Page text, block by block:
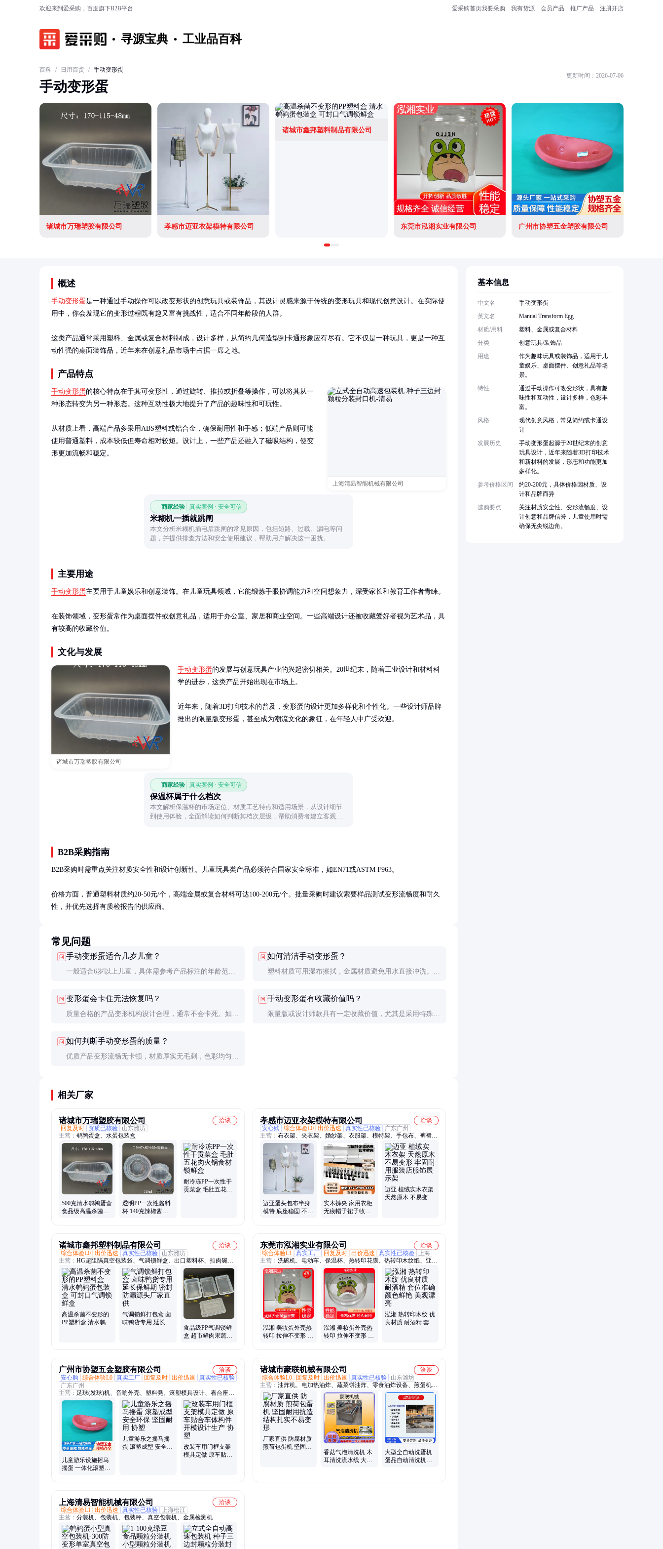
欢迎来到爱采购，百度旗下B2B平台 爱采购首页我要采购 我有货源 会员产品 推广产品 注册开店
寻源宝典 工业品百科
百科 / 日用百货 / 手动变形蛋
手动变形蛋
更新时间：2026-07-06
诸城市万瑞塑胶有限公司 孝感市迈亚衣架模特有限公司
诸城市鑫邦塑料制品有限公司
东莞市泓湘实业有限公司 广州市协塑五金塑胶有限公司
概述
手动变形蛋是一种通过手动操作可以改变形状的创意玩具或装饰品，其设计灵感来源于传统的变形玩具和现代创意设计。在实际使
用中，你会发现它的变形过程既有趣又富有挑战性，适合不同年龄段的人群。
这类产品通常采用塑料、金属或复合材料制成，设计多样，从简约几何造型到卡通形象应有尽有。它不仅是一种玩具，更是一种互
动性强的桌面装饰品，近年来在创意礼品市场中占据一席之地。
产品特点
上海清易智能机械有限公司
手动变形蛋的核心特点在于其可变形性，通过旋转、推拉或折叠等操作，可以将其从一
种形态转变为另一种形态。这种互动性极大地提升了产品的趣味性和可玩性。
从材质上看，高端产品多采用ABS塑料或铝合金，确保耐用性和手感；低端产品则可能
使用普通塑料，成本较低但寿命相对较短。设计上，一些产品还融入了磁吸结构，使变
形更加流畅和稳定。
商家经验 真实案例 · 安全可信
米糊机一插就跳闸
本文分析米糊机插电后跳闸的常见原因，包括短路、过载、漏电等问
题，并提供排查方法和安全使用建议，帮助用户解决这一困扰。
主要用途
手动变形蛋主要用于儿童娱乐和创意装饰。在儿童玩具领域，它能锻炼手眼协调能力和空间想象力，深受家长和教育工作者青睐。
在装饰领域，变形蛋常作为桌面摆件或创意礼品，适用于办公室、家居和商业空间。一些高端设计还被收藏爱好者视为艺术品，具
有较高的收藏价值。
文化与发展
诸城市万瑞塑胶有限公司
手动变形蛋的发展与创意玩具产业的兴起密切相关。20世纪末，随着工业设计和材料科
学的进步，这类产品开始出现在市场上。
近年来，随着3D打印技术的普及，变形蛋的设计更加多样化和个性化。一些设计师品牌
推出的限量版变形蛋，甚至成为潮流文化的象征，在年轻人中广受欢迎。
商家经验 真实案例 · 安全可信
保温杯属于什么档次
本文解析保温杯的市场定位、材质工艺特点和适用场景，从设计细节
到使用体验，全面解读如何判断其档次层级，帮助消费者建立客观认
B2B采购指南
B2B采购时需重点关注材质安全性和设计创新性。儿童玩具类产品必须符合国家安全标准，如EN71或ASTM F963。
价格方面，普通塑料材质约20-50元/个，高端金属或复合材料可达100-200元/个。批量采购时建议索要样品测试变形流畅度和耐久
性，并优先选择有质检报告的供应商。
常见问题
问 手动变形蛋适合几岁儿童？
一般适合6岁以上儿童，具体需参考产品标注的年龄范
件。
问 如何清洁手动变形蛋？
塑料材质可用湿布擦拭，金属材质避免用水直接冲洗。复
问 变形蛋会卡住无法恢复吗？
质量合格的产品变形机构设计合理，通常不会卡死。如遇
问 手动变形蛋有收藏价值吗？
限量版或设计师款具有一定收藏价值，尤其是采用特殊材
问 如何判断手动变形蛋的质量？
优质产品变形流畅无卡顿，材质厚实无毛刺，色彩均匀不
相关厂家
诸城市万瑞塑胶有限公司
洽谈
回复及时
资质已核验
山东潍坊
主营： 鹌鹑蛋盒、水蛋包装盒
500克清水鹌鹑蛋盒
食品级高温杀菌无
透明PP一次性酱料
杯 140克辣椒酱封
耐冷冻PP一次性干
贡菜盒 毛肚五花肉
孝感市迈亚衣架模特有限公司
洽谈
安心购
综合体验L0 出价迅速 真实性已核验
广东广州
主营： 布衣架、夹衣架、婚纱架、衣服架、模特架、手包布、裤裙
架、泳衣架、手臂模、中岛架、时装架、衣撑子、挂衣架、收纳架、
落地架、人偶架、玻璃钢、半身包、展示架、游泳服、镀模特、晾衣
架、婚纱礼服、荷木衣架、防风帽子
迈亚蛋头包布半身
模特 底座稳固 不易
实木裤夹 家用衣柜
无痕帽子裙子收纳
迈亚 植绒实木衣架
天然原木 不易变形
诸城市鑫邦塑料制品有限公司
洽谈
综合体验L0 出价迅速 真实性已核验
山东潍坊
主营： HG超阻隔真空包装袋、气调锁鲜盒、出口塑料杯、扣肉碗、
食品托盒、贴体盒、高阻隔拉伸膜
高温杀菌不变形的
PP塑料盒 清水鹌鹑
气调锁鲜打包盒 卤
味鸭货专用 延长保
食品级PP气调锁鲜
盒 超市鲜肉果蔬托
东莞市泓湘实业有限公司
洽谈
综合体验L1
真实工厂 回复及时 出价迅速 真实性已核验
上海
主营： 洗碗机、电动车、保温杯、热转印花膜、热转印木纹纸、亚克
力转印膜、镭射热转印膜、筷子热转印膜、塑料桶热转印膜
泓湘 美妆蛋外壳热
转印 拉伸不变形 质
泓湘 美妆蛋外壳热
转印 拉伸不变形 质
泓湘 热转印木纹 优
良材质 耐酒精 套位
广州市协塑五金塑胶有限公司
洽谈
安心购
综合体验L0 真实工厂 回复及时 出价迅速
真实性已核验
广东广州
主营： 足球(发球)机、音响外壳、塑料凳、滚塑模具设计、看台座
椅、涉水喉(涉水管)、洗地机外壳
儿童游乐设施摇马
摇蛋 一体化滚塑成
儿童游乐之摇马摇
蛋 滚塑成型 安全环
改装车用门框支架
模具定做 原车贴合
诸城市豪联机械有限公司
洽谈
综合体验L0
回复及时 出价迅速 真实性已核验
山东潍坊
主营： 油炸机、电加热油炸、蔬菜饼油炸、零食油炸设备、煎蛋机、
荷包蛋机、洗蛋机、鸡蛋分级机、蛋品大小挑选机、大米饼机
厂家直供 防腐材质
煎荷包蛋机 坚固耐
香菇气泡清洗机 木
耳清洗流水线 大型
大型全自动洗蛋机
蛋品自动清洗机器
上海清易智能机械有限公司
洽谈
综合体验L1 出价迅速 真实性已核验
上海松江
主营： 分装机、包装机、包装秤、真空包装机、金属检测机
基本信息
中文名
手动变形蛋
英文名
Manual Transform Egg
材质/用料
塑料、金属或复合材料
分类
创意玩具/装饰品
用途
作为趣味玩具或装饰品，适用于儿
童娱乐、桌面摆件、创意礼品等场
景。
特性
通过手动操作可改变形状，具有趣
味性和互动性，设计多样，色彩丰
富。
风格
现代创意风格，常见简约或卡通设
计
发展历史
手动变形蛋起源于20世纪末的创意
玩具设计，近年来随着3D打印技术
和新材料的发展，形态和功能更加
多样化。
参考价格区间
约20-200元，具体价格因材质、设
计和品牌而异
选购要点
关注材质安全性、变形流畅度、设
计创意和品牌信誉，儿童使用时需
确保无尖锐边角。